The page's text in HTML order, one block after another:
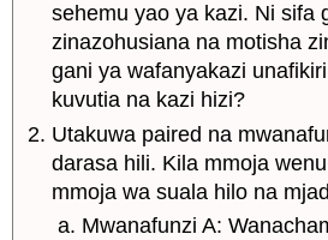
sehemu yao ya kazi. Ni sifa
zinazohusiana na motisha
gani ya wafanyakazi
kuvutia na kazi hizi?
Utakuwa paired na
darasa hili. Kila mmoja
mmoja wa suala hilo na
Mwanafunzi A: